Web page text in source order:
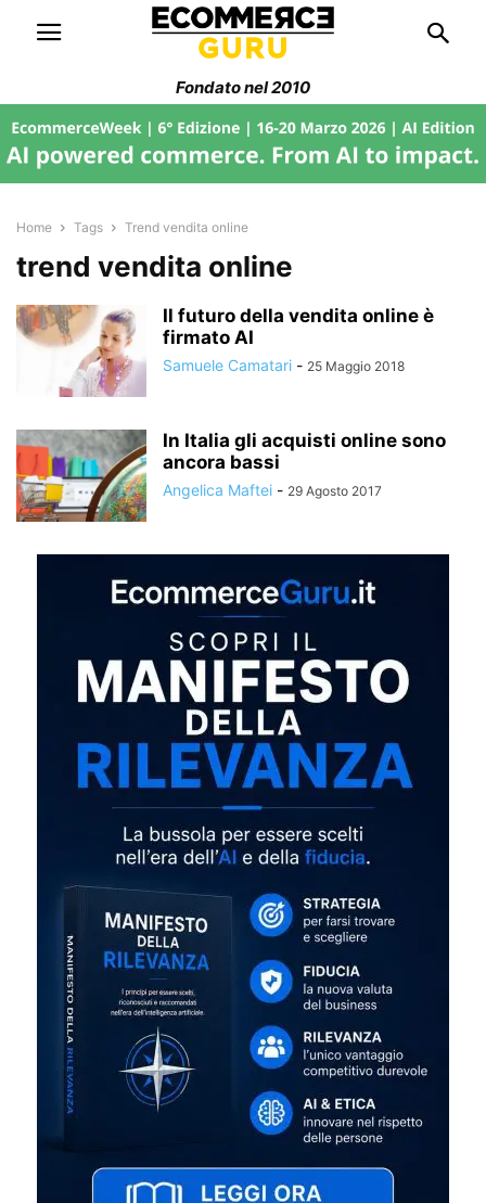
Fondato nel 2010
Home Tags Trend vendita online
trend vendita online
Il futuro della vendita online è
firmato AI
Samuele Camatari - 25 Maggio 2018
In Italia gli acquisti online sono
ancora bassi
Angelica Maftei - 29 Agosto 2017